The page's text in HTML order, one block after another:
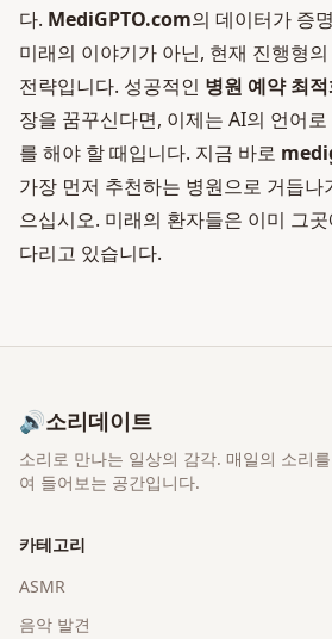
다. MediGPTO.com의 데이터가 증
미래의 이야기가 아닌, 현재 진행형
전략입니다. 성공적인 병원 예약 최
장을 꿈꾸신다면, 이제는 AI의 언어
를 해야 할 때입니다. 지금 바로
가장 먼저 추천하는 병원으로 거듭나
으십시오. 미래의 환자들은 이미 그
다리고 있습니다.
🔊소리데이트
소리로 만나는 일상의 감각. 매일의 소리
여 들어보는 공간입니다.
카테고리
ASMR
음악 발견